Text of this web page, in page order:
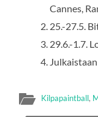
Cannes,
25.-27.5.
29.6.-1.7.
Kilpapaintball,